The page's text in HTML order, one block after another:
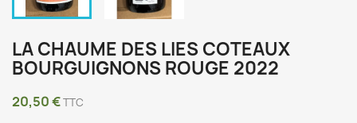
LA CHAUME DES LIES COTEAUX
BOURGUIGNONS ROUGE 2022
20,50 €TTC